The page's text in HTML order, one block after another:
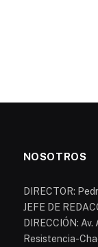
NOSOTROS
DIRECTOR:
JEFE DE
DIRECCIÓN:
Resistencia-